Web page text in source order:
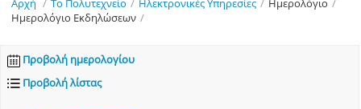
Αρχή / Το Πολυτεχνείο / Ηλεκτρονικές Υπηρεσίες / Ημερολόγιο /
Ημερολόγιο Εκδηλώσεων /
Προβολή ημερολογίου
Προβολή λίστας